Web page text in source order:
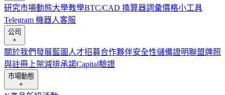
研究市場動態大學教學BTC/CAD 換算器詞彙價格小工具
Telegram 機器人客服
公司
+
關於我們發展藍圖 人才招募合作夥伴安全性儲備證明聯盟牌照
與註冊 上架減排承諾Capital驗證
市場動態
+